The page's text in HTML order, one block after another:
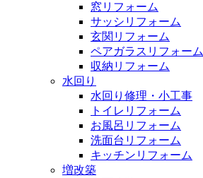
窓リフォーム
サッシリフォーム
玄関リフォーム
ペアガラスリフォーム
収納リフォーム
水回り
水回り修理・小工事
トイレリフォーム
お風呂リフォーム
洗面台リフォーム
キッチンリフォーム
増改築